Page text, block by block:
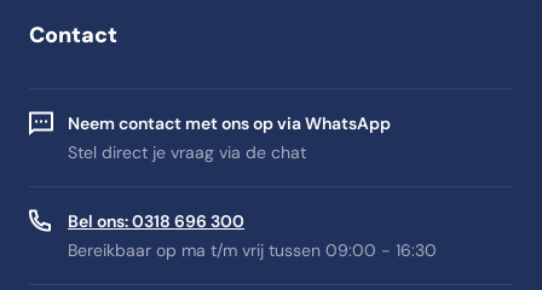
Contact
Neem contact met ons op via WhatsApp
Stel direct je vraag via de chat
Bel ons: 0318 696 300
Bereikbaar op ma t/m vrij tussen 09:00 - 16:30